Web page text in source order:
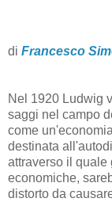
di Francesco
Nel 1920 Ludwig
saggi nel campo
come
destinata
attraverso il quale
economiche,
distorto da